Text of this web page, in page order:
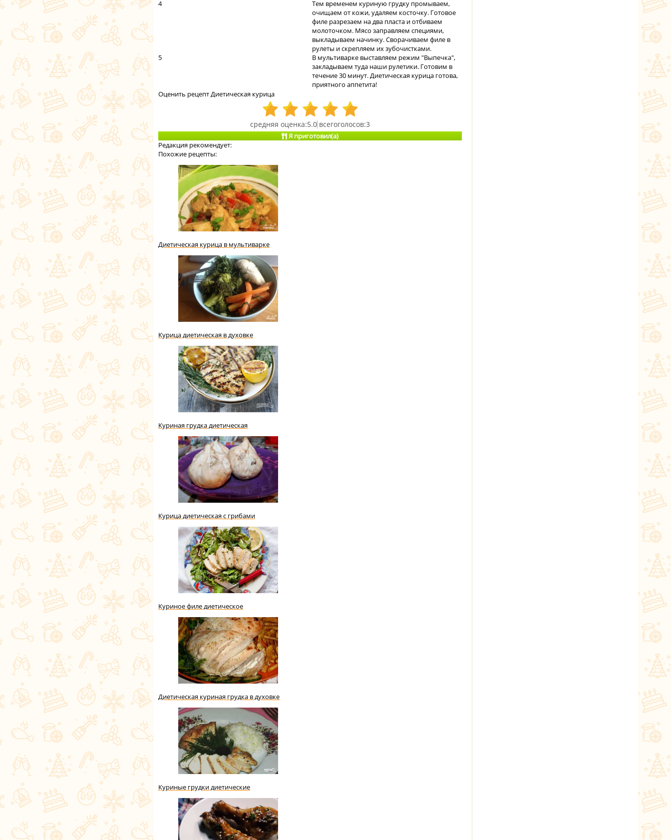
4
Тем временем куриную грудку промываем,
очищаем от кожи, удаляем косточку. Готовое
филе разрезаем на два пласта и отбиваем
молоточком. Мясо заправляем специями,
выкладываем начинку. Сворачиваем филе в
рулеты и скрепляем их зубочистками.
5
В мультиварке выставляем режим "Выпечка",
закладываем туда наши рулетики. Готовим в
течение 30 минут. Диетическая курица готова,
приятного аппетита!
Оценить рецепт Диетическая курица
5.0 3
Я приготовил(а)
Редакция рекомендует:
Похожие рецепты:
Диетическая курица в мультиварке
Курица диетическая в духовке
Куриная грудка диетическая
Курица диетическая с грибами
Куриное филе диетическое
Диетическая куриная грудка в духовке
Куриные грудки диетические